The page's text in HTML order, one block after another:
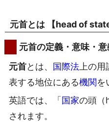
元首とは 【head of
元首の定義・意味・意
元首とは、 国際法 上の
表する地位にある機関を
英語では、「 国家の頭（
されます。